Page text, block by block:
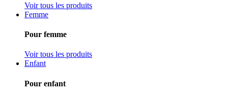
Voir tous les produits
Femme
Pour femme
Voir tous les produits
Enfant
Pour enfant